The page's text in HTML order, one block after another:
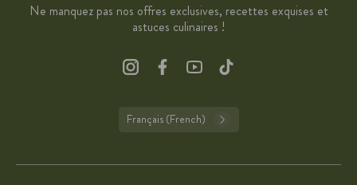
Ne manquez pas nos offres exclusives, recettes exquises et
astuces culinaires !
Français (French)